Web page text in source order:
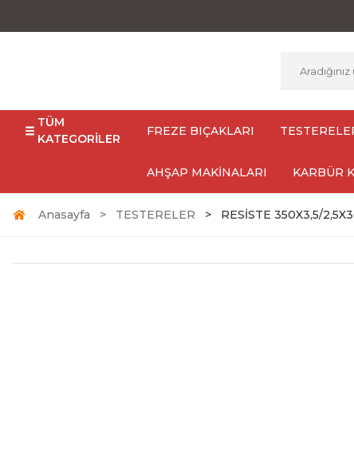
TÜM
KATEGORİLER
FREZE BIÇAKLARI
AHŞAP MAKİNALARI KARBÜR
Anasayfa TESTERELER RESİSTE 350X3,5/